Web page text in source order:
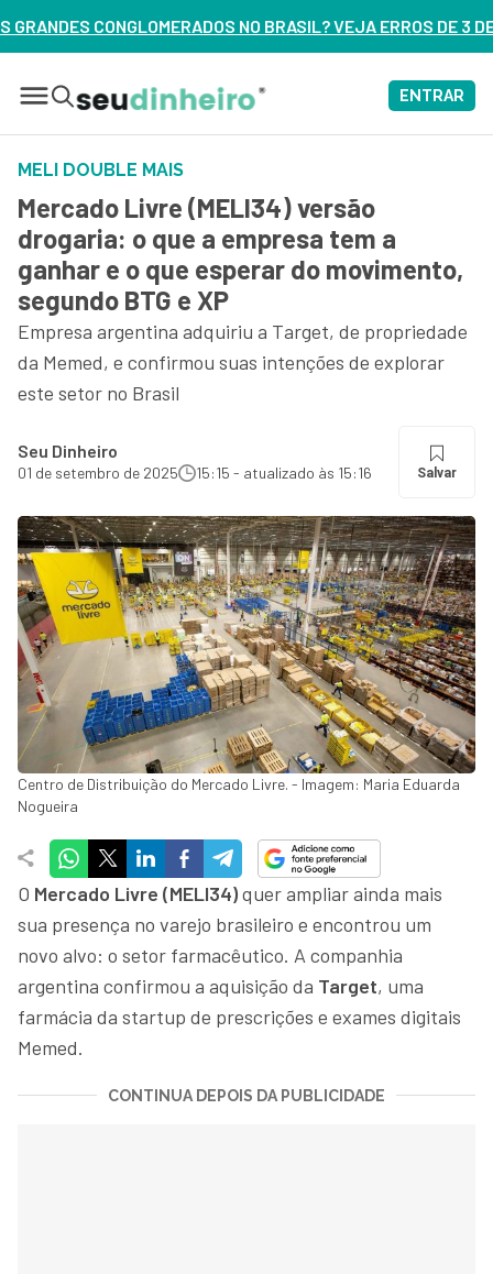
NO BRASIL? VEJA ERROS DE 3 DELES – ASSISTA AGORA
ENTRAR
MELI DOUBLE MAIS
Mercado Livre (MELI34) versão
drogaria: o que a empresa tem a
ganhar e o que esperar do movimento,
segundo BTG e XP
Empresa argentina adquiriu a Target, de propriedade
da Memed, e confirmou suas intenções de explorar
este setor no Brasil
Seu Dinheiro
01 de setembro de 2025 15:15 - atualizado às 15:16 Salvar
Centro de Distribuição do Mercado Livre. - Imagem: Maria Eduarda
Nogueira
O Mercado Livre (MELI34)quer ampliar ainda mais
sua presença no varejo brasileiro e encontrou um
novo alvo: o setor farmacêutico. A companhia
argentina confirmou a aquisição da Target, uma
farmácia da startup de prescrições e exames digitais
Memed.
CONTINUA DEPOIS DA PUBLICIDADE